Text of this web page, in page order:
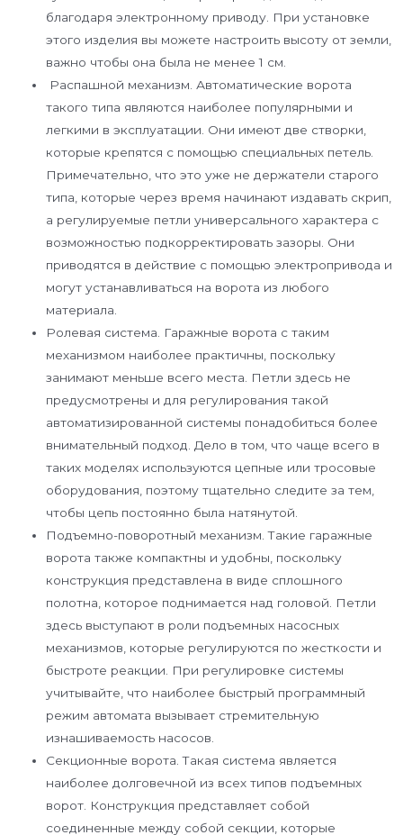
благодаря электронному приводу. При установке
этого изделия вы можете настроить высоту от земли,
важно чтобы она была не менее 1 см.
Распашной механизм. Автоматические ворота
такого типа являются наиболее популярными и
легкими в эксплуатации. Они имеют две створки,
которые крепятся с помощью специальных петель.
Примечательно, что это уже не держатели старого
типа, которые через время начинают издавать скрип,
а регулируемые петли универсального характера с
возможностью подкорректировать зазоры. Они
приводятся в действие с помощью электропривода и
могут устанавливаться на ворота из любого
материала.
Ролевая система. Гаражные ворота с таким
механизмом наиболее практичны, поскольку
занимают меньше всего места. Петли здесь не
предусмотрены и для регулирования такой
автоматизированной системы понадобиться более
внимательный подход. Дело в том, что чаще всего в
таких моделях используются цепные или тросовые
оборудования, поэтому тщательно следите за тем,
чтобы цепь постоянно была натянутой.
Подъемно-поворотный механизм. Такие гаражные
ворота также компактны и удобны, поскольку
конструкция представлена в виде сплошного
полотна, которое поднимается над головой. Петли
здесь выступают в роли подъемных насосных
механизмов, которые регулируются по жесткости и
быстроте реакции. При регулировке системы
учитывайте, что наиболее быстрый программный
режим автомата вызывает стремительную
изнашиваемость насосов.
Секционные ворота. Такая система является
наиболее долговечной из всех типов подъемных
ворот. Конструкция представляет собой
соединенные между собой секции, которые